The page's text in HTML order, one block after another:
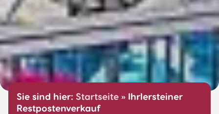
Sie sind hier: Startseite » Ihrlersteiner
Restpostenverkauf